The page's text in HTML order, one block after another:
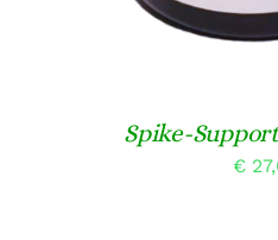
Spike-
€